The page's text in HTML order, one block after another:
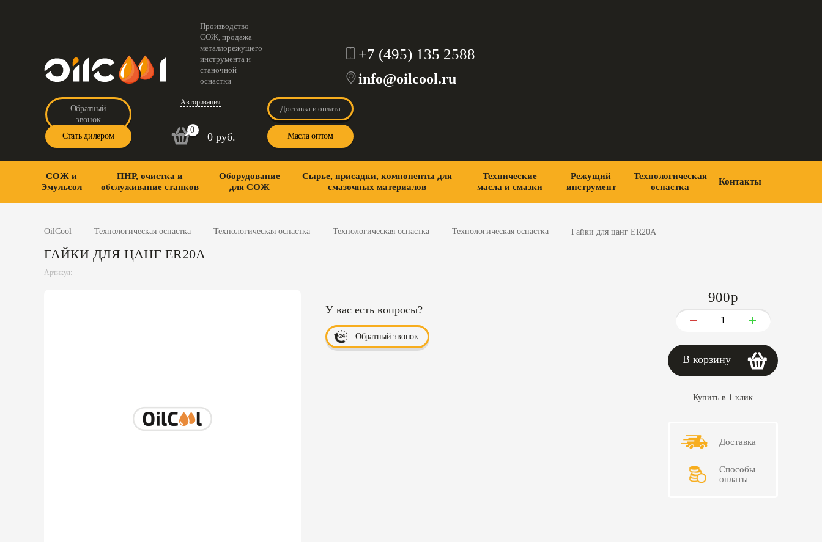
Производство
СОЖ, продажа
металлорежущего
инструмента и
станочной
оснастки
+7 (495) 135 2588
info@oilcool.ru
Обратный
звонок
Стать дилером
Авторизация
0
0 руб.
Доставка и оплата
Масла оптом
СОЖ и
Эмульсол
ПНР, очистка и
обслуживание станков
Оборудование
для СОЖ
Сырье, присадки, компоненты для
смазочных материалов
Технические
масла и смазки
Режущий
инструмент
Технологическая
оснастка
Контакты
OilCool Технологическая оснастка Технологическая оснастка Технологическая оснастка Технологическая оснастка Гайки для цанг ER20A
ГАЙКИ ДЛЯ ЦАНГ ER20A
Артикул:
У вас есть вопросы?
Обратный звонок
900p
В корзину
Купить в 1 клик
Доставка
Способы
оплаты